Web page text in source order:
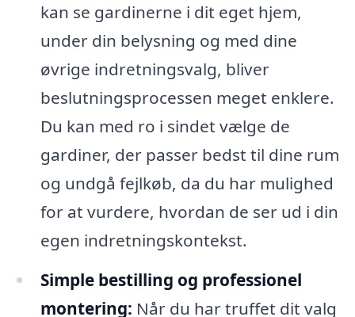
kan se gardinerne i dit eget hjem,
under din belysning og med dine
øvrige indretningsvalg, bliver
beslutningsprocessen meget enklere.
Du kan med ro i sindet vælge de
gardiner, der passer bedst til dine rum
og undgå fejlkøb, da du har mulighed
for at vurdere, hvordan de ser ud i din
egen indretningskontekst.
Simple bestilling og professionel
montering: Når du har truffet dit valg